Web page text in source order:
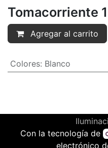
Tomacorriente
Agregar al carrito
Colores: Blanco
Con la tecnología de
electrónico